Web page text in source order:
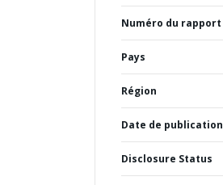
Numéro du rapport
Pays
Région
Date de publication
Disclosure Status